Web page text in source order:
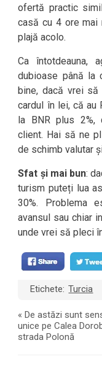
ofertă practic
casă cu 4 ore mai
plajă acolo.
Ca întotdeauna,
dubioase până la
bine, dacă vrei
cardul în lei, că au
la BNR plus 2%,
client. Hai să ne
de schimb valutar
Sfat și mai bun:
turism puteți lua
30%. Problema
avansul sau chiar
unde vrei să pleci
Etichete: Turcia
«De astăzi sunt
unice pe Calea
strada Polonă